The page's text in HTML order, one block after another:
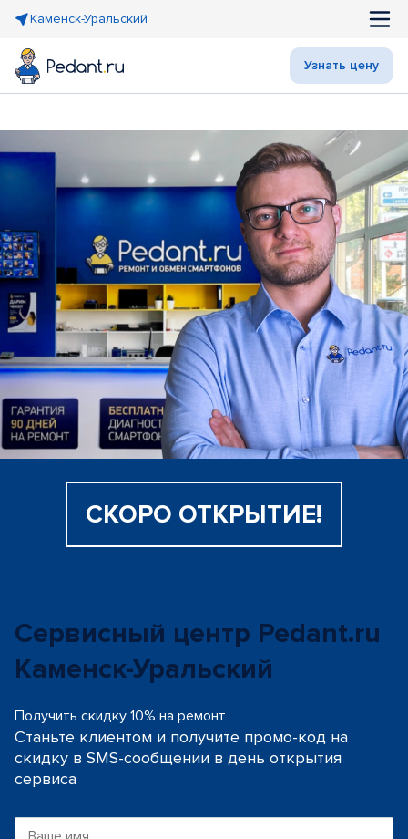
Каменск-Уральский
Узнать цену
СКОРО ОТКРЫТИЕ!
Сервисный центр Pedant.ru
Каменск-Уральский
Получить скидку 10% на ремонт
Станьте клиентом и получите промо-код на
скидку в SMS-сообщении в день открытия
сервиса